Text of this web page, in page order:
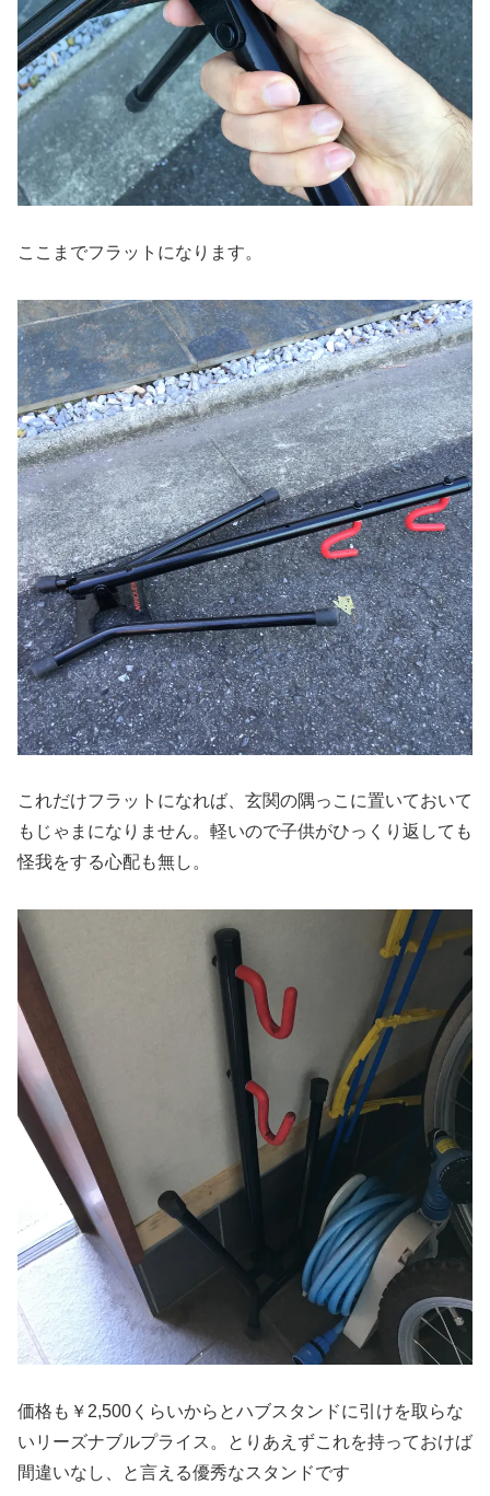
ここまでフラットになります。
これだけフラットになれば、玄関の隅っこに置いておいて
もじゃまになりません。軽いので子供がひっくり返しても
怪我をする心配も無し。
価格も￥2,500くらいからとハブスタンドに引けを取らな
いリーズナブルプライス。とりあえずこれを持っておけば
間違いなし、と言える優秀なスタンドです